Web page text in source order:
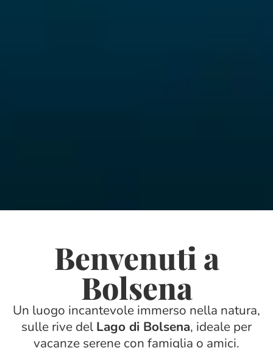
Benvenuti a
Bolsena
Un luogo incantevole immerso nella natura,
sulle rive del Lago di Bolsena, ideale per
vacanze serene con famiglia o amici.